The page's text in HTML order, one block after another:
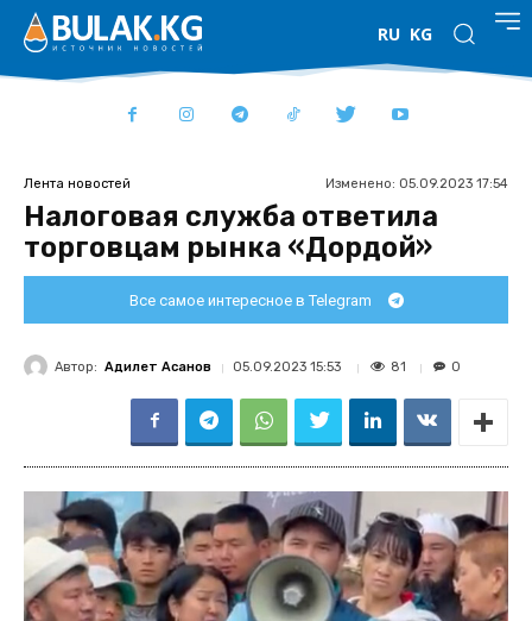
RU KG
Лента новостей Изменено: 05.09.2023 17:54
Налоговая служба ответила
торговцам рынка «Дордой»
Все самое интересное в Telegram
Автор: Адилет Асанов 05.09.2023 15:53 81 0